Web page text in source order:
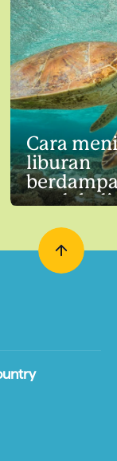
Cara
liburan
rendah di